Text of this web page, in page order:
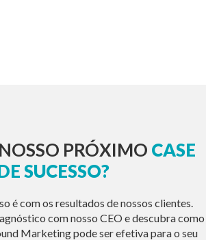
PRÓXIMO CASE
SUCESSO?
é com os resultados de nossos clientes.
com nosso CEO e descubra como
Marketing pode ser efetiva para o seu